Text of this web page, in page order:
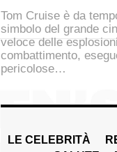
Tom Cruise è da
simbolo del grande
veloce delle
combattimento,
pericolose…
LE CELEBRITÀ